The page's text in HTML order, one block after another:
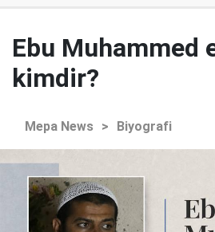
Ebu Muhammed
kimdir?
Mepa News > Biyografi